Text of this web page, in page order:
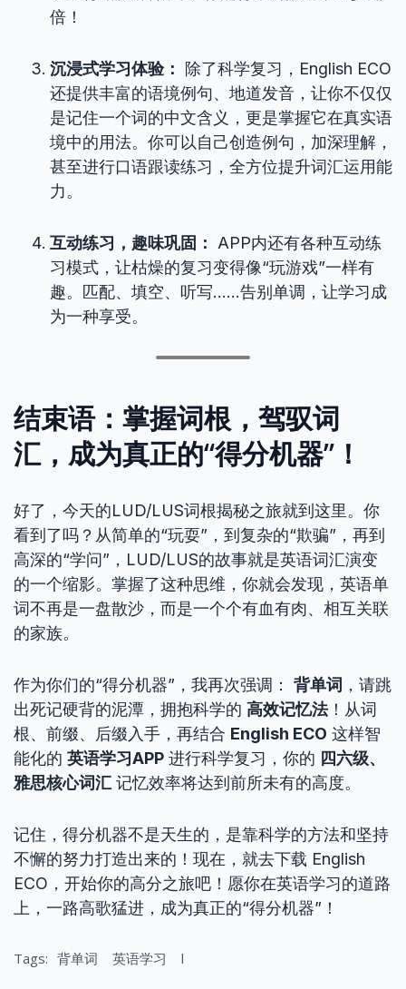
倍！
沉浸式学习体验：
除了科学复习，English ECO
还提供丰富的语境例句、地道发音，让你不仅仅
是记住一个词的中文含义，更是掌握它在真实语
境中的用法。你可以自己创造例句，加深理解，
甚至进行口语跟读练习，全方位提升词汇运用能
力。
互动练习，趣味巩固：
APP内还有各种互动练
习模式，让枯燥的复习变得像“玩游戏”一样有
趣。匹配、填空、听写……告别单调，让学习成
为一种享受。
结束语：掌握词根，驾驭词
汇，成为真正的“得分机器”！
好了，今天的LUD/LUS词根揭秘之旅就到这里。你
看到了吗？从简单的“玩耍”，到复杂的“欺骗”，再到
高深的“学问”，LUD/LUS的故事就是英语词汇演变
的一个缩影。掌握了这种思维，你就会发现，英语单
词不再是一盘散沙，而是一个个有血有肉、相互关联
的家族。
作为你们的“得分机器”，我再次强调： 背单词 ，请跳
出死记硬背的泥潭，拥抱科学的 高效记忆法！从词
根、前缀、后缀入手，再结合 English ECO 这样智
能化的 英语学习APP 进行科学复习，你的 四六级、
雅思核心词汇 记忆效率将达到前所未有的高度。
记住，得分机器不是天生的，是靠科学的方法和坚持
不懈的努力打造出来的！现在，就去下载 English
ECO，开始你的高分之旅吧！愿你在英语学习的道路
上，一路高歌猛进，成为真正的“得分机器”！
Tags: 背单词 英语学习 l